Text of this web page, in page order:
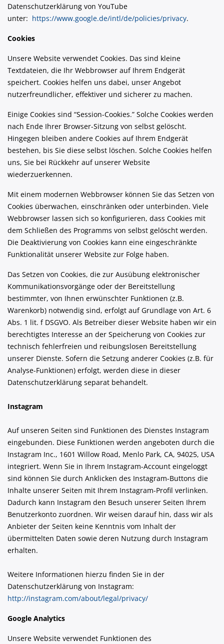
Datenschutzerklärung von YouTube
unter: https://www.google.de/intl/de/policies/privacy.
Cookies
Unsere Website verwendet Cookies. Das sind kleine
Textdateien, die Ihr Webbrowser auf Ihrem Endgerät
speichert. Cookies helfen uns dabei, unser Angebot
nutzerfreundlicher, effektiver und sicherer zu machen.
Einige Cookies sind “Session-Cookies.” Solche Cookies werden
nach Ende Ihrer Browser-Sitzung von selbst gelöscht.
Hingegen bleiben andere Cookies auf Ihrem Endgerät
bestehen, bis Sie diese selbst löschen. Solche Cookies helfen
uns, Sie bei Rückkehr auf unserer Website
wiederzuerkennen.
Mit einem modernen Webbrowser können Sie das Setzen von
Cookies überwachen, einschränken oder unterbinden. Viele
Webbrowser lassen sich so konfigurieren, dass Cookies mit
dem Schließen des Programms von selbst gelöscht werden.
Die Deaktivierung von Cookies kann eine eingeschränkte
Funktionalität unserer Website zur Folge haben.
Das Setzen von Cookies, die zur Ausübung elektronischer
Kommunikationsvorgänge oder der Bereitstellung
bestimmter, von Ihnen erwünschter Funktionen (z.B.
Warenkorb) notwendig sind, erfolgt auf Grundlage von Art. 6
Abs. 1 lit. f DSGVO. Als Betreiber dieser Website haben wir ein
berechtigtes Interesse an der Speicherung von Cookies zur
technisch fehlerfreien und reibungslosen Bereitstellung
unserer Dienste. Sofern die Setzung anderer Cookies (z.B. für
Analyse-Funktionen) erfolgt, werden diese in dieser
Datenschutzerklärung separat behandelt.
Instagram
Auf unseren Seiten sind Funktionen des Dienstes Instagram
eingebunden. Diese Funktionen werden angeboten durch die
Instagram Inc., 1601 Willow Road, Menlo Park, CA, 94025, USA
integriert. Wenn Sie in Ihrem Instagram-Account eingeloggt
sind können Sie durch Anklicken des Instagram-Buttons die
Inhalte unserer Seiten mit Ihrem Instagram-Profil verlinken.
Dadurch kann Instagram den Besuch unserer Seiten Ihrem
Benutzerkonto zuordnen. Wir weisen darauf hin, dass wir als
Anbieter der Seiten keine Kenntnis vom Inhalt der
übermittelten Daten sowie deren Nutzung durch Instagram
erhalten.
Weitere Informationen hierzu finden Sie in der
Datenschutzerklärung von Instagram:
http://instagram.com/about/legal/privacy/
Google Analytics
Unsere Website verwendet Funktionen des